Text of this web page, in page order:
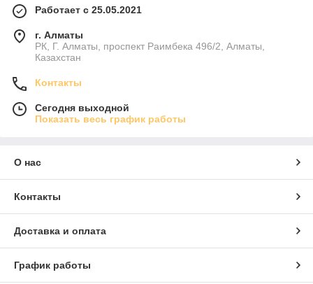
Работает с 25.05.2021
г. Алматы
РК, Г. Алматы, проспект Раимбека 496/2, Алматы,
Казахстан
Контакты
Сегодня выходной
Показать весь график работы
О нас
Контакты
Доставка и оплата
График работы